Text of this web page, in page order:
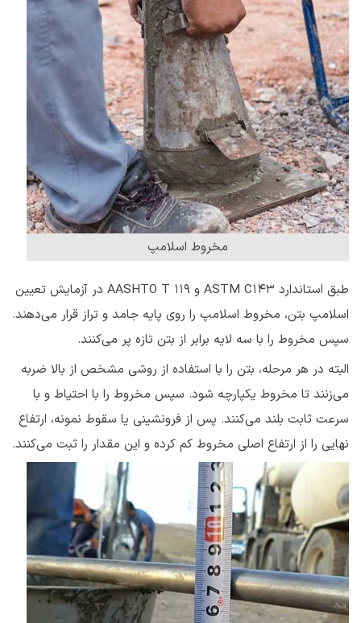
مخروط اسلامپ
طبق استاندارد ASTM C143 و AASHTO T 119 در آزمایش تعیین
اسلامپ بتن، مخروط اسلامپ را روی پایه جامد و تراز قرار می‌دهند.
سپس مخروط را با سه لایه برابر از بتن تازه پر می‌کنند.
البته در هر مرحله، بتن را با استفاده از روشی مشخص از بالا ضربه
می‌زنند تا مخروط یکپارچه شود. سپس مخروط را با احتیاط و با
سرعت ثابت بلند می‌کنند. پس از فرونشینی یا سقوط نمونه، ارتفاع
نهایی را از ارتفاع اصلی مخروط کم کرده و این مقدار را ثبت می‌کنند.